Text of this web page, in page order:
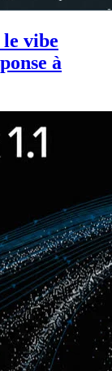
le vibe
à